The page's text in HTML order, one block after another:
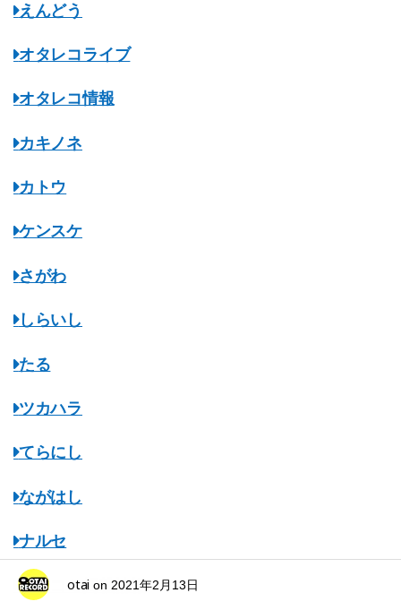
えんどう
オタレコライブ
オタレコ情報
カキノネ
カトウ
ケンスケ
さがわ
しらいし
たる
ツカハラ
てらにし
ながはし
ナルセ
マスコミ掲載情報
otai on 2021年2月13日